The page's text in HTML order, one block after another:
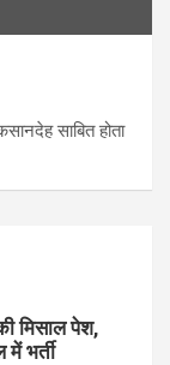
साबित होता
मिसाल पेश,
भर्ती